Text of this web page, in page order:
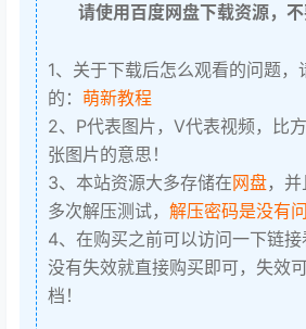
请使用百度网盘下载资源，不
1、关于下载后怎么观看的问题，
的： 萌新教程
2、P代表图片，V代表视频，比
张图片的意思！
3、本站资源大多存储在网盘，
多次解压测试， 解压密码是没有问
4、在购买之前可以访问一下链接
没有失效就直接购买即可，失效
档！